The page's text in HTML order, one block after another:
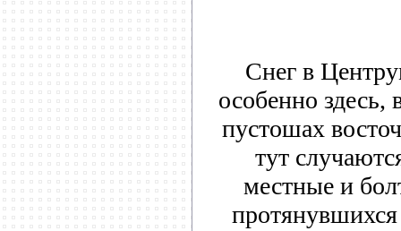
Снег в
особенно
пустошах
тут
местные и